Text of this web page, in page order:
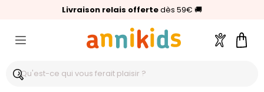
Livraison relais offertedès 59€ 🚚
🥇Palmarès Capital 2025 :Annikids N°1
⭐⭐⭐⭐⭐4,6/5(24 000 avis clients)
Compte